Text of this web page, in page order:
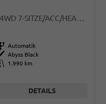
1.6 T-GDI PHEV BLACK LINE 4WD 7-SITZE/ACC/HEAD-UP/360°KAMERA/20ZOLL
Getriebe Automatik
Außenfarbe
Abyss Black
Kilometerstand
1.990 km
DETAILS